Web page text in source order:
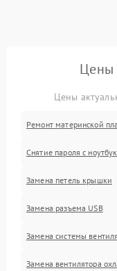
Цены
Цены
Ремонт материнской
Снятие пароля с
Замена петель крышки
Замена разъема USB
Замена системы
Замена вентилятора